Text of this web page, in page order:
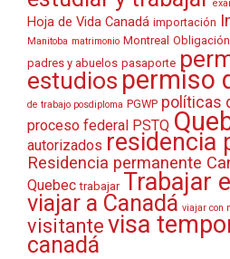
Hoja de Vida Canadá importación
Manitoba matrimonio Montreal
padres y abuelos pasaporte
estudiospermiso
de trabajo posdiploma PGWP políticas
proceso federal PSTQ
autorizados residencia
Residencia permanente
Quebec trabajar Trabajar
viajar a Canadá viajar con
visitante visa
canadá